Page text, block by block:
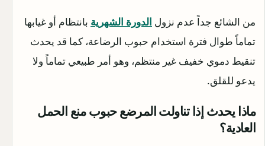
من الشائع جداً عدم نزول الدورة الشهرية بانتظام أو غيابها
تماماً طوال فترة استخدام حبوب الرضاعة، كما قد يحدث
تنقيط دموي خفيف غير منتظم، وهو أمر طبيعي تماماً ولا
يدعو للقلق.
ماذا يحدث إذا تناولت المرضع حبوب منع الحمل
العادية؟